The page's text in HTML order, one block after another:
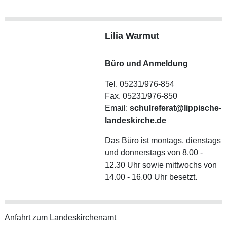
Lilia Warmut
Büro und Anmeldung
Tel. 05231/976-854
Fax. 05231/976-850
Email:schulreferat@lippische-
landeskirche.de
Das Büro ist montags, dienstags
und donnerstags von 8.00 -
12.30 Uhr sowie mittwochs von
14.00 - 16.00 Uhr besetzt.
Anfahrt zum Landeskirchenamt